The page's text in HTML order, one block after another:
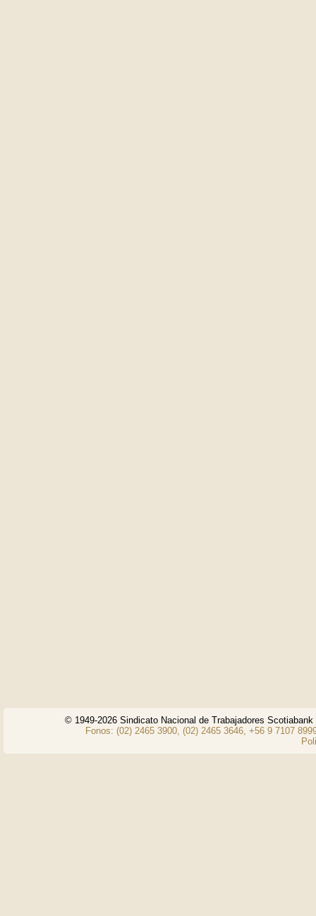
© 1949-2026 Sindicato Nacional de Trabajadores
Fonos: (02) 2465 3900, (02) 2465 3646, +56 9 7107